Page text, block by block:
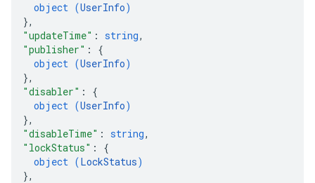
object (UserInfo)
},
"updateTime" : string,
"publisher" : {
object (UserInfo)
},
"disabler" : {
object (UserInfo)
},
"disableTime" : string,
"lockStatus" : {
object (LockStatus)
},